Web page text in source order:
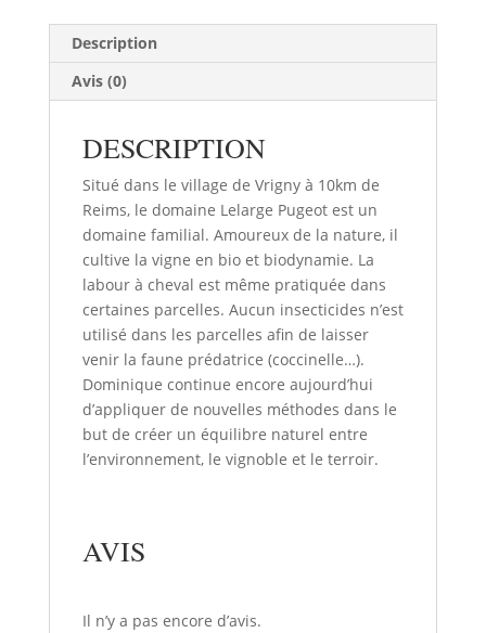
Description
Avis (0)
DESCRIPTION
Situé dans le village de Vrigny à 10km de
Reims, le domaine Lelarge Pugeot est un
domaine familial. Amoureux de la nature, il
cultive la vigne en bio et biodynamie. La
labour à cheval est même pratiquée dans
certaines parcelles. Aucun insecticides n’est
utilisé dans les parcelles afin de laisser
venir la faune prédatrice (coccinelle…).
Dominique continue encore aujourd’hui
d’appliquer de nouvelles méthodes dans le
but de créer un équilibre naturel entre
l’environnement, le vignoble et le terroir.
AVIS
Il n’y a pas encore d’avis.